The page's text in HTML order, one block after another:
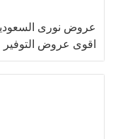
اقوى عروض التوفير